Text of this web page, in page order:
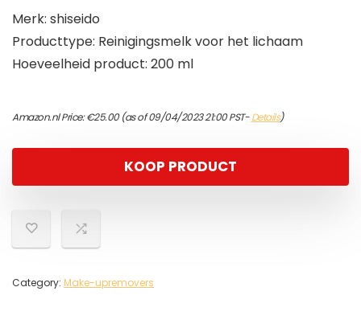
Merk: shiseido
Producttype: Reinigingsmelk voor het lichaam
Hoeveelheid product: 200 ml
Amazon.nl Price:€25.00(as of 09/04/2023 21:00 PST-Details)
KOOP PRODUCT
Category: Make-upremovers